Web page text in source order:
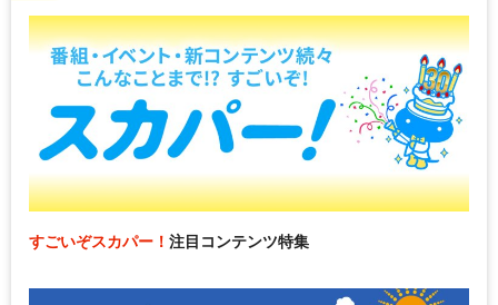
すごいぞスカパー！ 注目コンテンツ特集